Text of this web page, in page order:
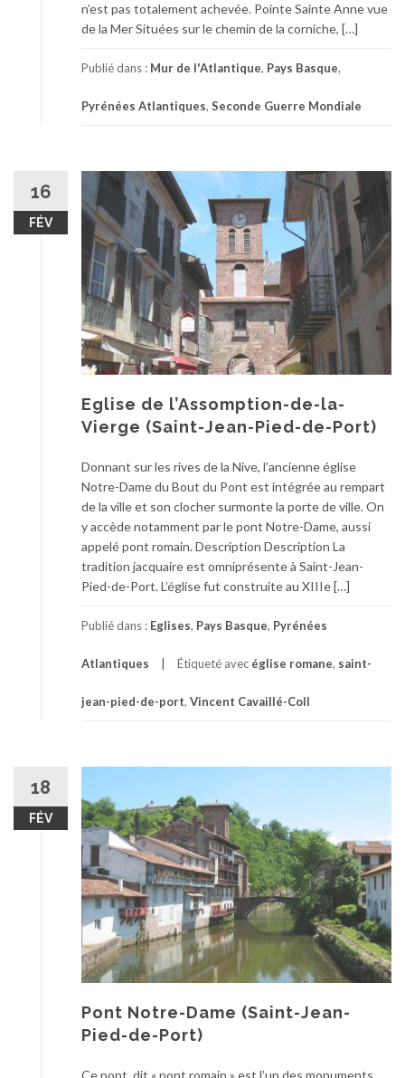
n’est pas totalement achevée. Pointe Sainte Anne vue
de la Mer Situées sur le chemin de la corniche, […]
Publié dans : Mur de l'Atlantique, Pays Basque,
Pyrénées Atlantiques, Seconde Guerre Mondiale
16
FÉV
Eglise de l’Assomption-de-la-
Vierge (Saint-Jean-Pied-de-Port)
Donnant sur les rives de la Nive, l’ancienne église
Notre-Dame du Bout du Pont est intégrée au rempart
de la ville et son clocher surmonte la porte de ville. On
y accède notamment par le pont Notre-Dame, aussi
appelé pont romain. Description Description La
tradition jacquaire est omniprésente à Saint-Jean-
Pied-de-Port. L’église fut construite au XIIIe […]
Publié dans : Eglises, Pays Basque, Pyrénées
Atlantiques Étiqueté avec église romane, saint-
jean-pied-de-port, Vincent Cavaillé-Coll
18
FÉV
Pont Notre-Dame (Saint-Jean-
Pied-de-Port)
Ce pont, dit « pont romain » est l’un des monuments